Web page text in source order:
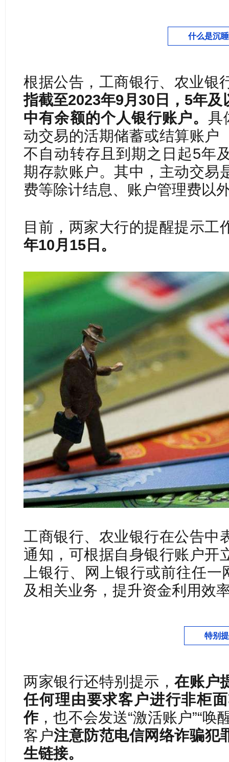
什么是沉
根据公告，工商银行、农业银
指截至2023年9月30日，5年
中有余额的个人银行账户。 具
动交易的活期储蓄或结算账户
不自动转存且到期之日起5年
期存款账户。其中，主动交易
费等除计结息、账户管理费以
目前，两家大行的提醒提示工
年10月15日。
工商银行、农业银行在公告中
通知，可根据自身银行账户开
上银行、网上银行或前往任
及相关业务，提升资金利用效
特别
两家银行还特别提示，在账户
任何理由要求客户进行非柜
作，也不会发送“激活账户”“唤
客户注意防范电信网络诈骗犯
生链接。